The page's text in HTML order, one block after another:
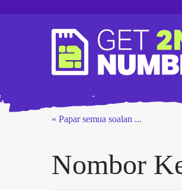
« Papar semua soalan ...
Nombor